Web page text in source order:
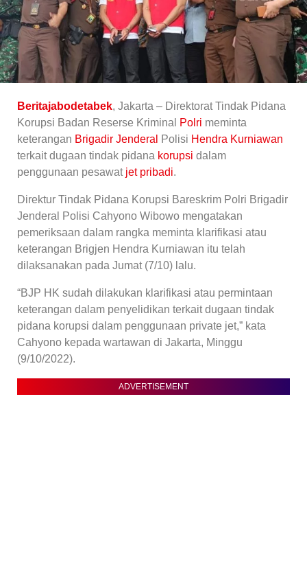
Beritajabodetabek, Jakarta – Direktorat Tindak Pidana
Korupsi Badan Reserse Kriminal
Polri meminta
keterangan Brigadir Jenderal Polisi Hendra Kurniawan
terkait dugaan tindak pidana korupsi dalam
penggunaan pesawat jet pribadi.
Direktur Tindak Pidana Korupsi Bareskrim Polri Brigadir
Jenderal Polisi Cahyono Wibowo mengatakan
pemeriksaan dalam rangka meminta klarifikasi atau
keterangan Brigjen Hendra Kurniawan itu telah
dilaksanakan pada Jumat (7/10) lalu.
“BJP HK sudah dilakukan klarifikasi atau permintaan
keterangan dalam penyelidikan terkait dugaan tindak
pidana korupsi dalam penggunaan private jet,” kata
Cahyono kepada wartawan di Jakarta, Minggu
(9/10/2022).
ADVERTISEMENT